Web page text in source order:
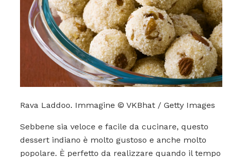
Rava Laddoo. Immagine © VKBhat / Getty Images
Sebbene sia veloce e facile da cucinare, questo
dessert indiano è molto gustoso e anche molto
popolare. È perfetto da realizzare quando il tempo